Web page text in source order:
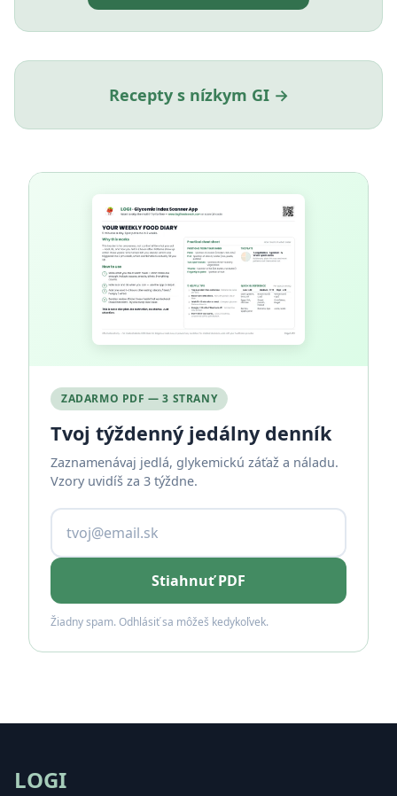
Recepty s nízkym GI →
ZADARMO PDF — 3 STRANY
Tvoj týždenný jedálny denník
Zaznamenávaj jedlá, glykemickú záťaž a náladu.
Vzory uvidíš za 3 týždne.
Stiahnuť PDF
Žiadny spam. Odhlásiť sa môžeš kedykoľvek.
LOGI